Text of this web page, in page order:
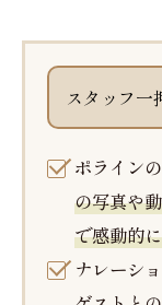
スタッフ一
ポライン
の写真や
で感動的
ナレーシ